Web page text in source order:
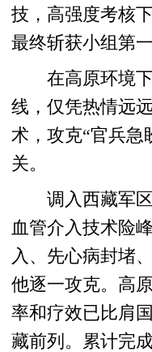
技，高强度考核
最终斩获小组第一
在高原环境下
线，仅凭热情远
术，攻克“官兵急
关。
调入西藏军区
血管介入技术险
入、先心病封堵
他逐一攻克。高
率和疗效已比肩
藏前列。累计完